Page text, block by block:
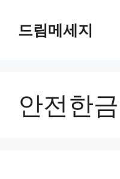
드림메세지
안전한